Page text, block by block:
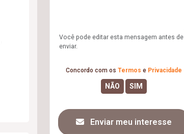
Você pode editar esta mensagem antes de
enviar.
Concordo com os Termos e Privacidade
Enviar meu interesse